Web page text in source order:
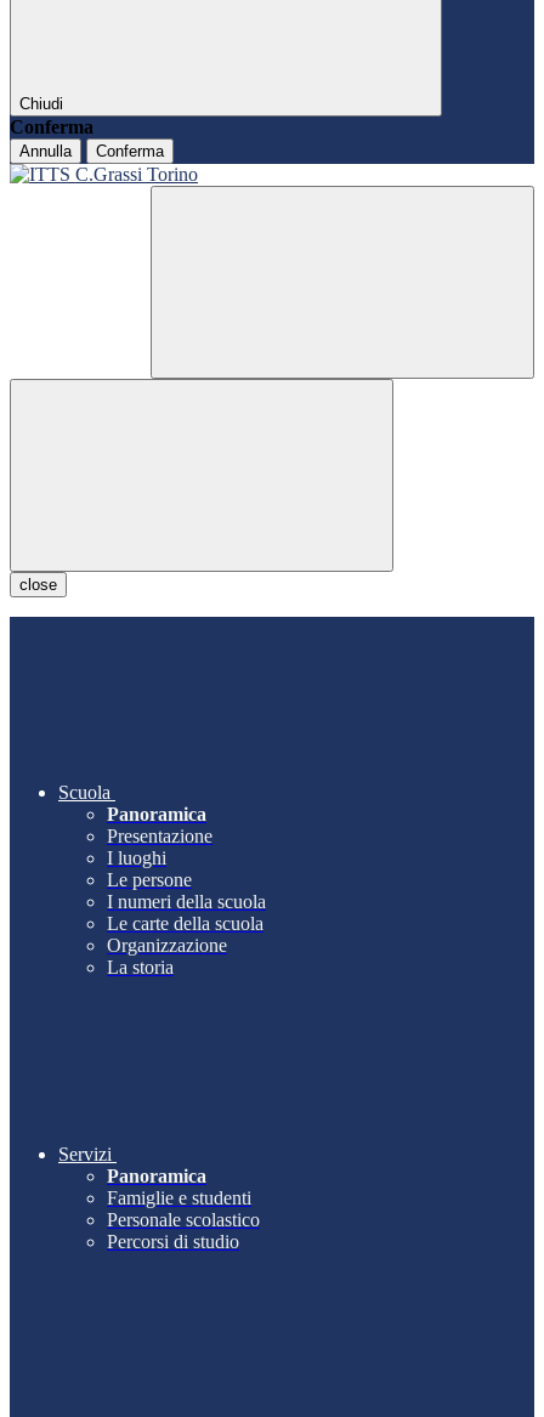
Chiudi
Conferma
Annulla Conferma
close
Scuola
Panoramica
Presentazione
I luoghi
Le persone
I numeri della scuola
Le carte della scuola
Organizzazione
La storia
Servizi
Panoramica
Famiglie e studenti
Personale scolastico
Percorsi di studio